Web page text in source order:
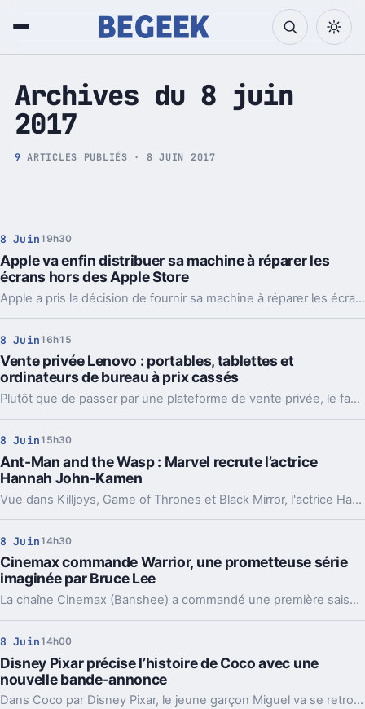
Tech et Pop culture
Archives du 8 juin
2017
9 ARTICLES PUBLIÉS · 8 JUIN 2017
8 Juin 19h30
Apple va enfin distribuer sa machine à réparer les
écrans hors des Apple Store
Apple a pris la décision de fournir sa machine à réparer les écrans cassés à 400 réparateurs tiers à travers le monde.
8 Juin 16h15
Vente privée Lenovo : portables, tablettes et
ordinateurs de bureau à prix cassés
Plutôt que de passer par une plateforme de vente privée, le fabricant de PC propose de profiter de prix cassés directement sur son site. Les gammes Yoga, Ideapad, Legion Gaming PC, Yoga Book tablet, Phab2 tablet et Lenovo A3 Tab sont concernés.
8 Juin 15h30
Ant-Man and the Wasp : Marvel recrute l’actrice
Hannah John-Kamen
Vue dans Killjoys, Game of Thrones et Black Mirror, l'actrice Hannah John-Kamen aura "un rôle clé" dans le film Ant-Man and the Wasp.
8 Juin 14h30
Cinemax commande Warrior, une prometteuse série
imaginée par Bruce Lee
La chaîne Cinemax (Banshee) a commandé une première saison pour Warrior, une série d'action qui vient de l'esprit de Bruce Lee et où des noms prometteurs se bousculent.
8 Juin 14h00
Disney Pixar précise l’histoire de Coco avec une
nouvelle bande-annonce
Dans Coco par Disney Pixar, le jeune garçon Miguel va se retrouver au Pays des Morts.